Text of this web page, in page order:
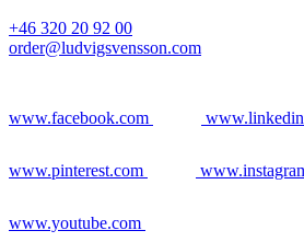
+46 320 20 92 00
order@ludvigsvensson.com
www.facebook.com
www.pinterest.com
www.youtube.com